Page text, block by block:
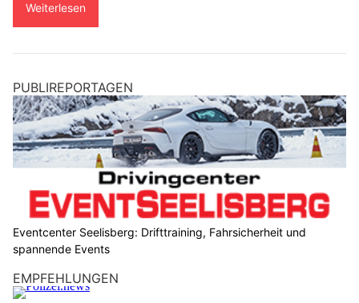
Weiterlesen
PUBLIREPORTAGEN
Eventcenter Seelisberg: Drifttraining, Fahrsicherheit und
spannende Events
EMPFEHLUNGEN